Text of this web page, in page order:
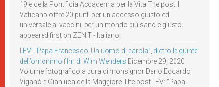
19 e della Pontificia Accademia per la Vita The post Il
Vaticano offre 20 punti per un accesso giusto ed
universale ai vaccini, per un mondo più sano e giusto
appeared first on ZENIT - Italiano.
LEV: “Papa Francesco. Un uomo di parola”, dietro le quinte
dell’omonimo film di Wim Wenders Dicembre 29, 2020
Volume fotografico a cura di monsignor Dario Edoardo
Viganò e Gianluca della Maggiore The post LEV: “Papa